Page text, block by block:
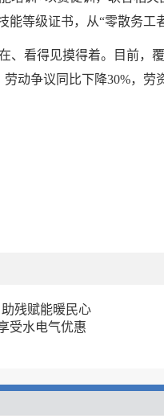
能等级证书，从“零散务工
、看得见摸得着。目前，
劳动争议同比下降30%，劳
残赋能暖民心
受水电气优惠